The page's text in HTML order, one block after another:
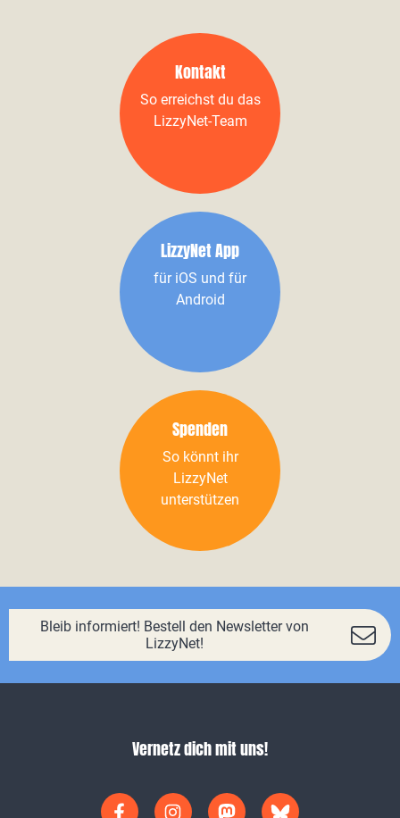
Kontakt
So erreichst du das
LizzyNet-Team
LizzyNet App
für iOS und für
Android
Spenden
So könnt ihr
LizzyNet
unterstützen
Bleib informiert! Bestell den Newsletter von
LizzyNet!
Vernetz dich mit uns!